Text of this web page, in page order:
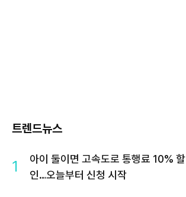
트렌드뉴스
1
아이 둘이면 고속도로 통행료 10% 할
인…오늘부터 신청 시작